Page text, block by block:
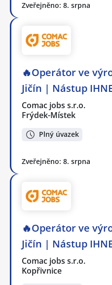
Zveřejněno: 8. srpna
🔥Operátor ve
Jičín | Nástup
Comac jobs s.r.o.
Frýdek-Místek
Plný úvazek
Zveřejněno: 8. srpna
🔥Operátor ve
Jičín | Nástup
Comac jobs s.r.o.
Kopřivnice